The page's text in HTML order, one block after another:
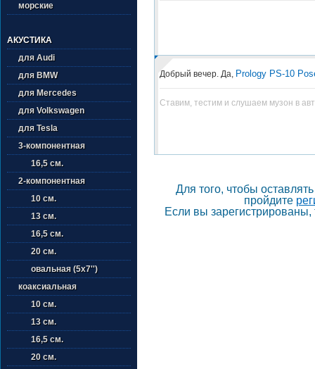
морские
АКУСТИКА
для Audi
для BMW
для Mercedes
для Volkswagen
для Tesla
3-компонентная
16,5 см.
2-компонентная
10 см.
13 см.
16,5 см.
20 см.
овальная (5х7'')
коаксиальная
10 см.
13 см.
16,5 см.
20 см.
Добрый вечер. Да, Prology PS-10
Ставим, тестим и слушаем музон в
Для того, чтобы
пройдите
Если вы